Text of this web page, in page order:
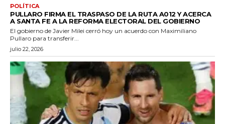
POLÍTICA
PULLARO FIRMA EL TRASPASO DE LA RUTA A012 Y ACERCA
A SANTA FE A LA REFORMA ELECTORAL DEL GOBIERNO
El gobierno de Javier Milei cerró hoy un acuerdo con Maximiliano
Pullaro para transferir...
julio 22, 2026